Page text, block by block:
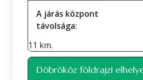
A járás központ
távolsága:
11 km.
Döbrököz földrajzi